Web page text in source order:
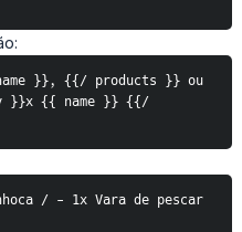
}}, {{/ products }} ou
}}x {{ name }} {{/
/ - 1x Vara de pescar